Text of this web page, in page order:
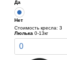
Да
Нет
Стоимость кресла: 3
Люлька 0-13кг
0